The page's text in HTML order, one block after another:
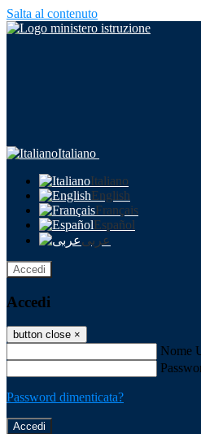
Salta al contenuto
Italiano
Italiano
English
Français
Español
عربى
Accedi
Accedi
button close ×
Nome
Password dimenticata?